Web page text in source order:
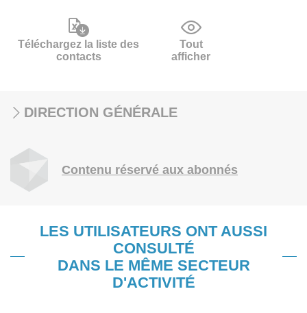
Téléchargez la liste des
contacts
Tout
afficher
DIRECTION GÉNÉRALE
Contenu réservé aux abonnés
LES UTILISATEURS ONT AUSSI
CONSULTÉ
DANS LE MÊME SECTEUR
D'ACTIVITÉ